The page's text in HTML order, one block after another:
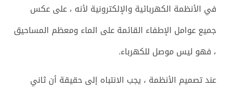
في الأنظمة الكهربائية والإلكترونية لأنه ، على عكس
جميع عوامل الإطفاء القائمة على الماء ومعظم المساحيق
، فهو ليس موصل للكهرباء.
عند تصميم الأنظمة ، يجب الانتباه إلى حقيقة أن ثاني